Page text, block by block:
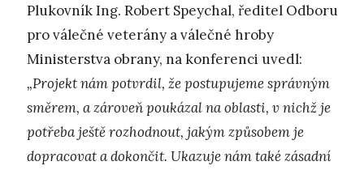
Plukovník Ing. Robert Speychal, ředitel Odboru
pro válečné veterány a válečné hroby
Ministerstva obrany, na konferenci uvedl:
„Projekt nám potvrdil, že postupujeme správným
směrem, a zároveň poukázal na oblasti, v nichž je
potřeba ještě rozhodnout, jakým způsobem je
dopracovat a dokončit. Ukazuje nám také zásadní